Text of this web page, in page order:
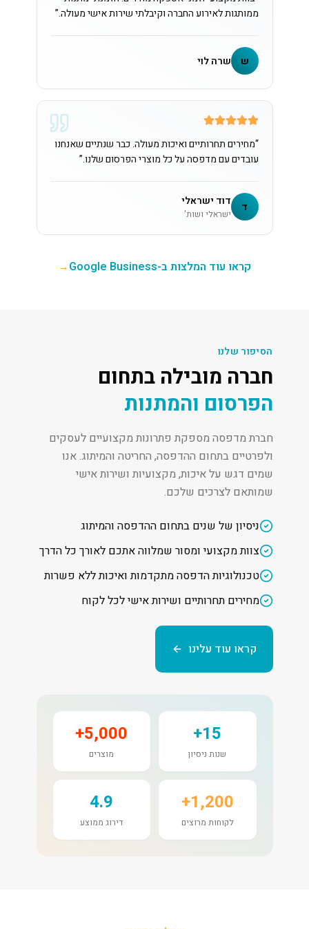
ממותגות לאירוע החברה וקיבלתי שירות אישי מעולה.”
ש שרה לוי
“מחירים תחרותיים ואיכות מעולה. כבר שנתיים שאנחנו
עובדים עם מדפסה על כל מוצרי הפרסום שלנו.”
ד דוד ישראלי
ישראלי ושות'
קראו עוד המלצות ב-Google Business →
הסיפור שלנו
חברה מובילה בתחום
הפרסום והמתנות
חברת מדפסה מספקת פתרונות מקצועיים לעסקים
ולפרטיים בתחום ההדפסה, החריטה והמיתוג. אנו
שמים דגש על איכות, מקצועיות ושירות אישי
שמותאם לצרכים שלכם.
ניסיון של שנים בתחום ההדפסה והמיתוג
צוות מקצועי ומסור שמלווה אתכם לאורך כל הדרך
טכנולוגיות הדפסה מתקדמות ואיכות ללא פשרות
מחירים תחרותיים ושירות אישי לכל לקוח
קראו עוד עלינו
15+
שנות ניסיון
5,000+
מוצרים
1,200+
לקוחות מרוצים
4.9
דירוג ממוצע